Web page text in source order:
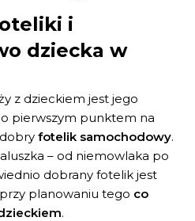
i
dziecka w
z dzieckiem jest jego
pierwszym punktem na
fotelik samochodowy.
– od niemowlaka po
dobrany fotelik jest
planowaniu tego co
.